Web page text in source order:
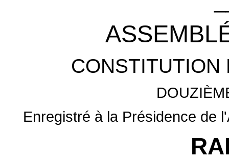
CONSTITUTION
Enregistré à la Présidence de